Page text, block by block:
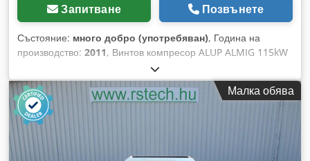
Запитване Позвънете
Състояние: много добро (употребяван), Година на
производство: 2011, Винтов компресор ALUP ALMIG 115kW
с инвертор, 2011 г. Винтов компресор ALMIG VARIABLE 115,
оборудван с инвертор и топлообменник. След сервизно
обслужване. Технически характеристики: дебит: 3,67–19,48
м³/мин; мотор: 115 kW; максимално налягане: 13 bar;
Csdpfx Apethdabobjha година на производство: 2011;
работни часове: 18 624 ч.; Компресорът е напълно
изправен. Гаранция.
Малка обява